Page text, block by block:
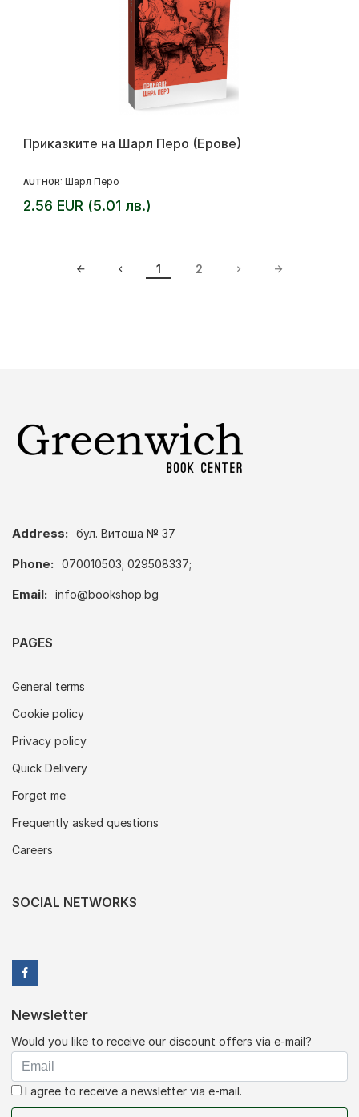
Приказките на Шарл Перо (Ерове)
AUTHOR: Шарл Перо
2.56 EUR (5.01 лв.)
1 2
Address: бул. Витоша № 37
Phone: 070010503; 029508337;
Email: info@bookshop.bg
PAGES
General terms
Cookie policy
Privacy policy
Quick Delivery
Forget me
Frequently asked questions
Careers
SOCIAL NETWORKS
Newsletter
Would you like to receive our discount offers via e-mail?
I agree to receive a newsletter via e-mail.